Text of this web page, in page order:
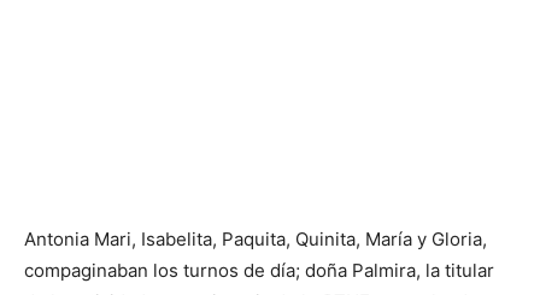
Antonia Mari, Isabelita, Paquita, Quinita, María y Gloria,
compaginaban los turnos de día; doña Palmira, la titular